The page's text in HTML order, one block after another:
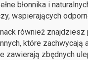
błonnika i
wspierających
również znajdziesz
które zachwycają
zawierają zbędnych